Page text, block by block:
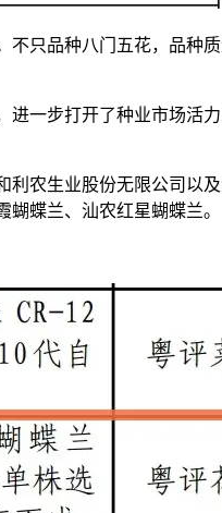
品种八门五花，品种
步打开了种业市场活
生业股份无限公司以
蝶兰、汕农红星蝴蝶兰。